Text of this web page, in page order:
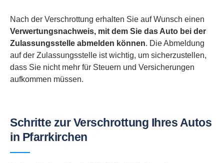
Nach der Verschrottung erhalten Sie auf Wunsch einen
Verwertungsnachweis, mit dem Sie das Auto bei der
Zulassungsstelle abmelden können. Die Abmeldung
auf der Zulassungsstelle ist wichtig, um sicherzustellen,
dass Sie nicht mehr für Steuern und Versicherungen
aufkommen müssen.
Schritte zur Verschrottung Ihres Autos
in Pfarrkirchen